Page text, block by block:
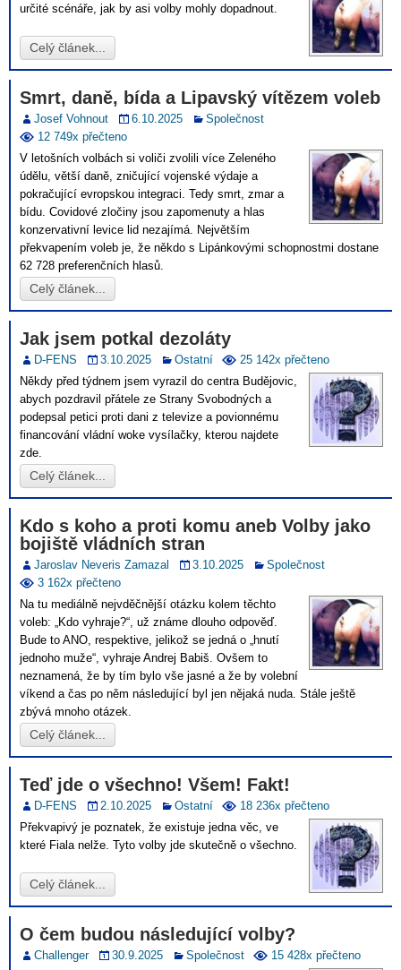
určité scénáře, jak by asi volby mohly dopadnout.
Celý článek...
Smrt, daně, bída a Lipavský vítězem voleb
Josef Vohnout 6.10.2025
Společnost
12 749x přečteno
V letošních volbách si voliči zvolili více Zeleného
údělu, větší daně, zničující vojenské výdaje a
pokračující evropskou integraci. Tedy smrt, zmar a
bídu. Covidové zločiny jsou zapomenuty a hlas
konzervativní levice lid nezajímá. Největším
překvapením voleb je, že někdo s Lipánkovými schopnostmi dostane
62 728 preferenčních hlasů.
Celý článek...
Jak jsem potkal dezoláty
D-FENS 3.10.2025 Ostatní
25 142x přečteno
Někdy před týdnem jsem vyrazil do centra Budějovic,
abych pozdravil přátele ze Strany Svobodných a
podepsal petici proti dani z televize a povionnému
financování vládní woke vysílačky, kterou najdete
zde.
Celý článek...
Kdo s koho a proti komu aneb Volby jako
bojiště vládních stran
Jaroslav Neveris Zamazal 3.10.2025
Společnost
3 162x přečteno
Na tu mediálně nejvděčnější otázku kolem těchto
voleb: „Kdo vyhraje?“, už známe dlouho odpověď.
Bude to ANO, respektive, jelikož se jedná o „hnutí
jednoho muže“, vyhraje Andrej Babiš. Ovšem to
neznamená, že by tím bylo vše jasné a že by volební
víkend a čas po něm následující byl jen nějaká nuda. Stále ještě
zbývá mnoho otázek.
Celý článek...
Teď jde o všechno! Všem! Fakt!
D-FENS 2.10.2025 Ostatní
18 236x přečteno
Překvapivý je poznatek, že existuje jedna věc, ve
které Fiala nelže. Tyto volby jde skutečně o všechno.
Celý článek...
O čem budou následující volby?
Challenger 30.9.2025 Společnost
15 428x přečteno